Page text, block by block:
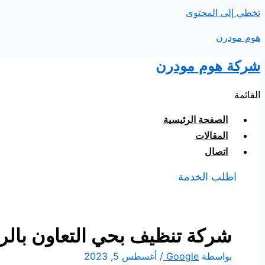
تخطي إلى المحتوى
هوم مودرن
شركة هوم مودرن
القائمة
الصفحة الرئيسية
المقالات
اتصال
اطلب الخدمة
شركة تنظيف بحي التعاون
بواسطة Google
/ أغسطس 5, 2023